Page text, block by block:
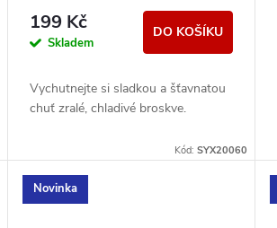
199 Kč
Skladem
DO KOŠÍKU
Vychutnejte si sladkou a šťavnatou
chuť zralé, chladivé broskve.
Kód: SYX20060
Novinka